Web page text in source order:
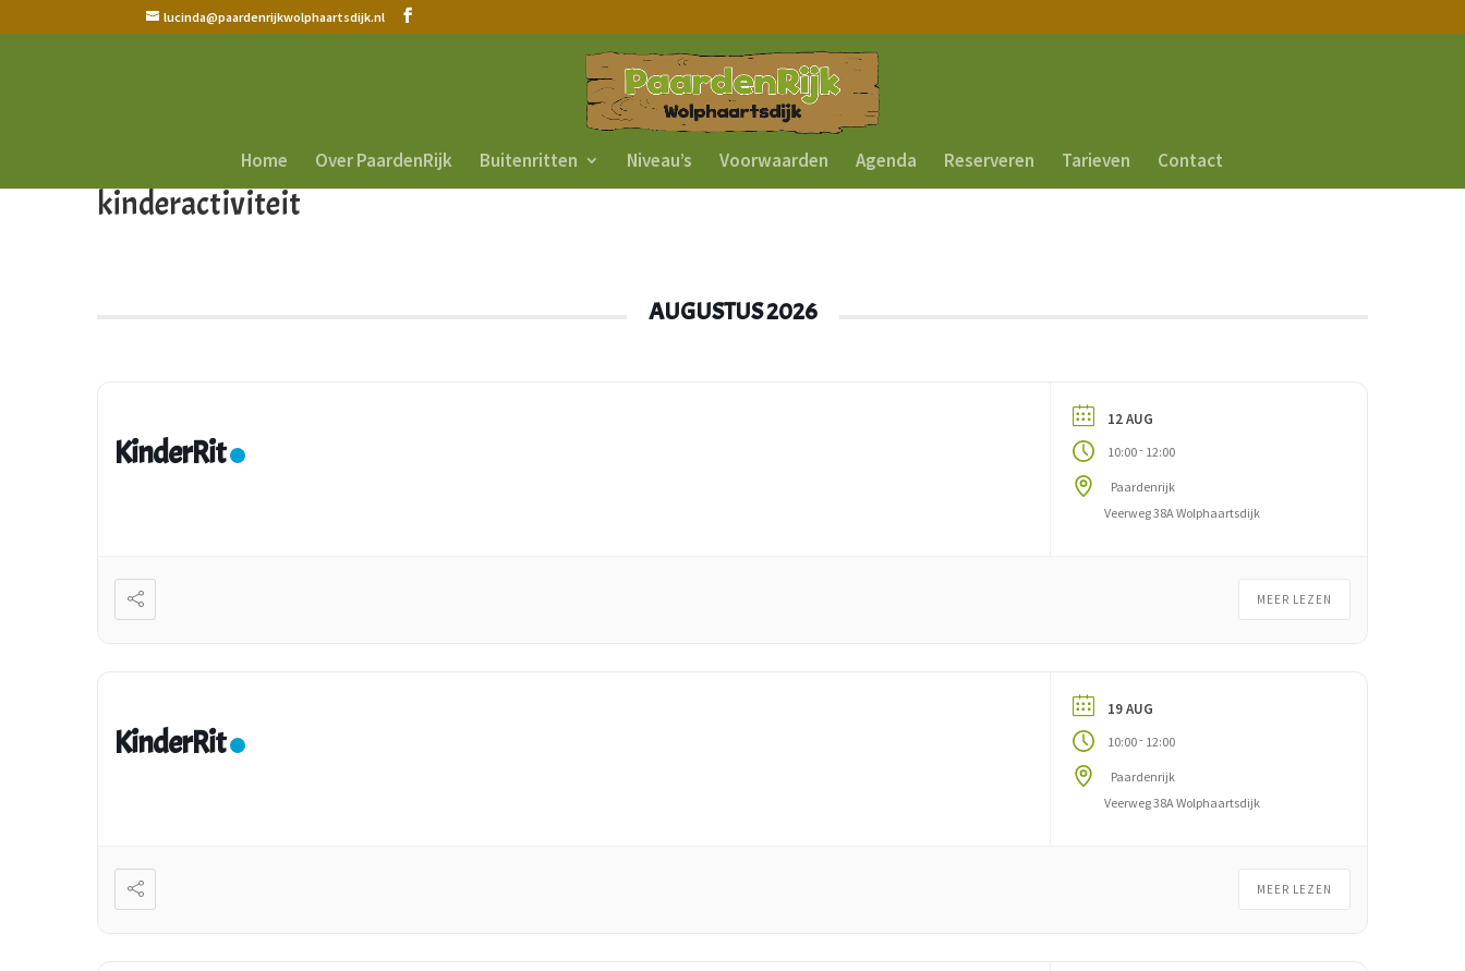
lucinda@paardenrijkwolphaartsdijk.nl
Home Over PaardenRijk Buitenritten Niveau’s Voorwaarden Agenda Reserveren Tarieven Contact
kinderactiviteit
AUGUSTUS 2026
KinderRit
12 AUG
10:00- 12:00
Paardenrijk
Veerweg 38A Wolphaartsdijk
MEER LEZEN
KinderRit
19 AUG
10:00- 12:00
Paardenrijk
Veerweg 38A Wolphaartsdijk
MEER LEZEN